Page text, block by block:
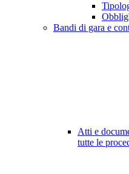
Bandi di gara e
Atti e
tutte le